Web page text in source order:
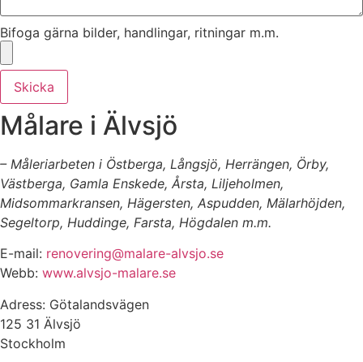
Bifoga gärna bilder, handlingar, ritningar m.m.
Skicka
Målare i Älvsjö
– Måleriarbeten i Östberga, Långsjö, Herrängen, Örby,
Västberga, Gamla Enskede, Årsta, Liljeholmen,
Midsommarkransen, Hägersten, Aspudden, Mälarhöjden,
Segeltorp, Huddinge, Farsta, Högdalen m.m.
E-mail: renovering@malare-alvsjo.se
Webb: www.alvsjo-malare.se
Adress: Götalandsvägen
125 31 Älvsjö
Stockholm